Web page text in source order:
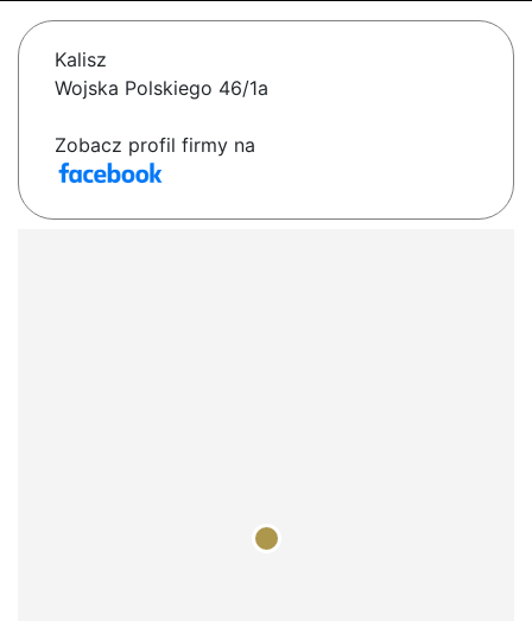
Kalisz
Wojska Polskiego 46/1a
Zobacz profil firmy na